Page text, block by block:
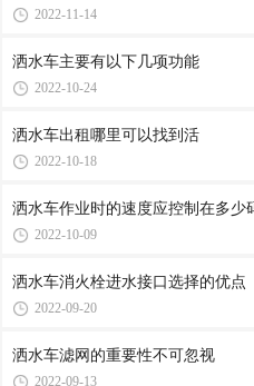
2022-11-14
洒水车主要有以下几项功能
2022-10-24
洒水车出租哪里可以找到活
2022-10-18
洒水车作业时的速度应控制在多少
2022-10-09
洒水车消火栓进水接口选择的优点
2022-09-20
洒水车滤网的重要性不可忽视
2022-09-13